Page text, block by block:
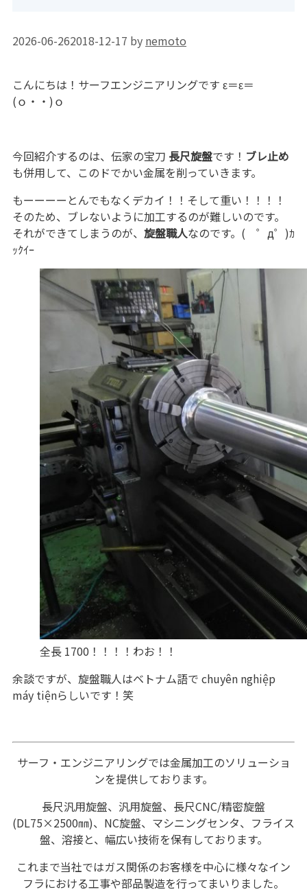
2026-06-262018-12-17 by nemoto
こんにちは！サーフエンジニアリングです ε＝ε＝
(ｏ・・)ｏ
今回紹介するのは、伝家の宝刀 長尺旋盤です！ ブレ止め
も併用して、このドでかい金属を削っていきます。
もーーーーとんでもなくデカイ！！そして重い！！！！
そのため、ブレないように加工するのが難しいのです。
それができてしまうのが、 旋盤職人なのです。( ゜д゜)ｶ
ｯｸｲｰ
全長 1700！！！！わお！！
余談ですが、旋盤職人はベトナム語で chuyên nghiệp
máy tiệnらしいです！笑
サーフ・エンジニアリングでは金属加工のソリューショ
ンを提供しております。
長尺汎用旋盤、汎用旋盤、長尺CNC/精密旋盤
(DL75×2500㎜)、NC旋盤、マシニングセンタ、フライス
盤、溶接と、幅広い技術を保有しております。
これまで当社ではガス関係のお客様を中心に様々なイン
フラにおける工事や部品製造を行ってまいりました。